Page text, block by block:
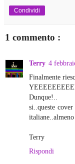
Condividi
1 commento :
Terry 4
Finalmente
Dunque!..
si..queste
Terry
Rispondi